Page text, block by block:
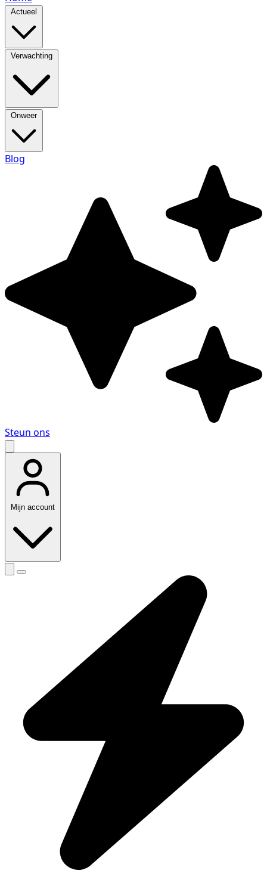
Actueel
Verwachting
Onweer
Blog
Steun ons
Mijn account